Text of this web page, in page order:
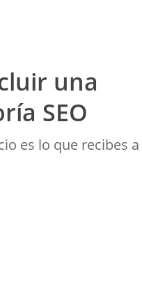
una
SEO
es lo que recibes a